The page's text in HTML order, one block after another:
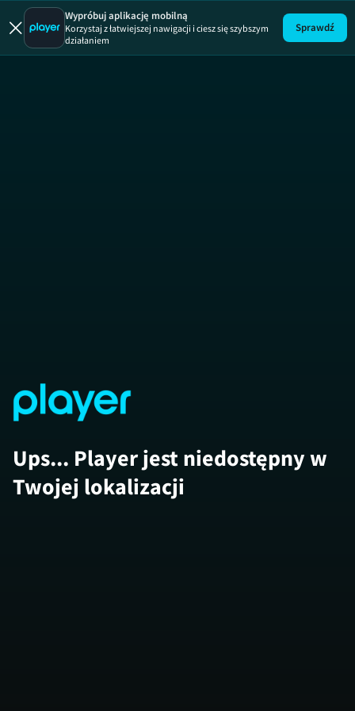
Wypróbuj aplikację mobilną
Korzystaj z łatwiejszej nawigacji i ciesz się szybszym
działaniem
Sprawdź
Ups... Player jest niedostępny w
Twojej lokalizacji